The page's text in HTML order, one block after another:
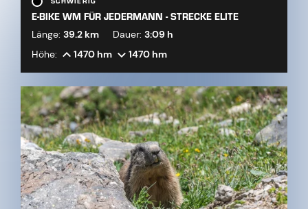
E-BIKE WM FÜR JEDERMANN - STRECKE ELITE
Länge: 39.2 km Dauer: 3:09 h
Höhe:
1470 hm 1470 hm